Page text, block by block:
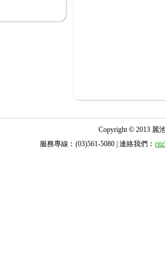
Copyright © 2013 麗
服務專線︰(03)561-5080 | 連絡我們︰